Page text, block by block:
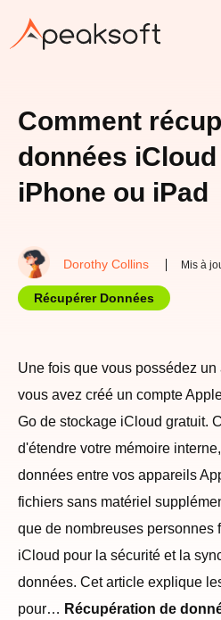
Comment
données
iPhone ou iPad
Dorothy Collins Mis à
Récupérer Données
Une fois que vous possédez
vous avez créé un compte
Go de stockage iCloud gratuit.
d'étendre votre mémoire
données entre vos appareils
fichiers sans matériel
que de nombreuses personnes
iCloud pour la sécurité et la
données. Cet article explique
pour… Récupération de